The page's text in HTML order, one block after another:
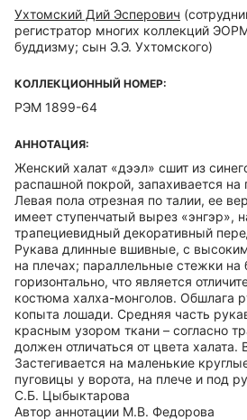
Ухтомский Дий Эсперович
регистратор многих коллекций
буддизму; сын Э.Э. Ухтомского)
КОЛЛЕКЦИОННЫЙ НОМЕР:
РЭМ 1899-64
АННОТАЦИЯ:
Женский халат «дээл» сшит из
распашной покрой, запахивается на
Левая пола отрезная по талии, ее
имеет ступенчатый вырез «энгэр»,
трапециевидный декоративный
Рукава длинные вшивные, с
на плечах; параллельные стежки на
горизонтально, что является
костюма халха-монголов. Обшлага
копыта лошади. Средняя часть
красным узором ткани – согласно
должен отличаться от цвета халата.
Застегивается на маленькие
пуговицы у ворота, на плече и под
С.Б. Цыбыктарова
Автор аннотации М.В. Федорова